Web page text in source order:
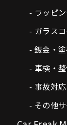
ラッピ
ガラス
鈑金・
車検・
事故対
その他